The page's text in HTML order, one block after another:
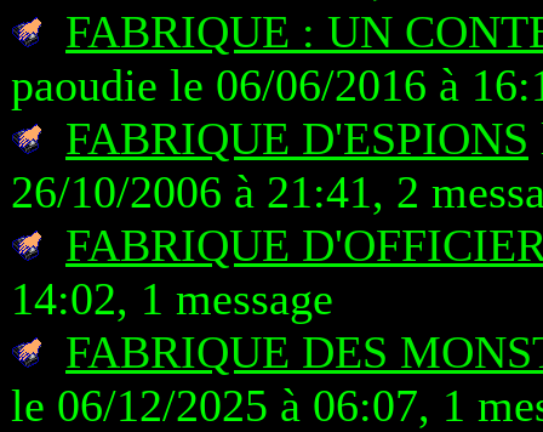
FABRIQUE : UN
paoudie le 06/06/2016 à
FABRIQUE D'ESPIONS
26/10/2006 à 21:41, 2
FABRIQUE
14:02, 1 message
FABRIQUE DES
le 06/12/2025 à 06:07, 1